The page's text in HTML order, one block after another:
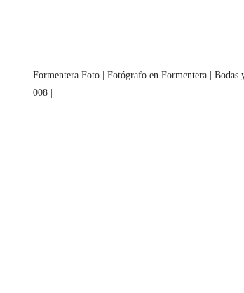
Formentera Foto | Fotógrafo en Formentera | Bodas
008 |